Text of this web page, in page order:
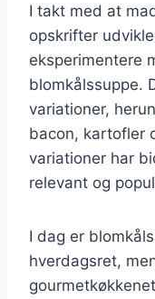
I takt med at
opskrifter
eksperimentere
blomkålssuppe.
variationer,
bacon, kartofler
variationer har
relevant og
I dag er
hverdagsret,